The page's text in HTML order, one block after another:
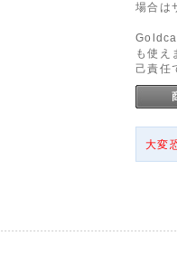
場合は
も使え
己責任
大変